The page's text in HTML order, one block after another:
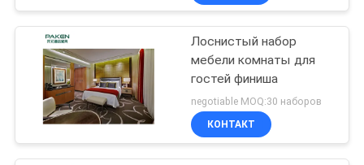
Лоснистый набор
мебели комнаты для
гостей финиша
negotiable MOQ:30 наборов
КОНТАКТ